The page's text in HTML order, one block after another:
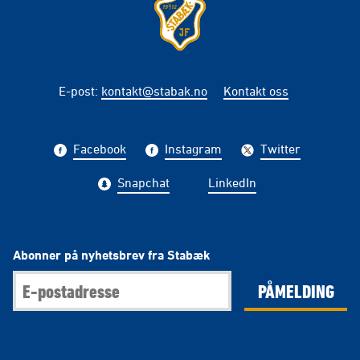
E-post: kontakt@stabak.no Kontakt oss
Facebook Instagram Twitter
Snapchat LinkedIn
Abonner på nyhetsbrev fra Stabæk
PÅMELDING